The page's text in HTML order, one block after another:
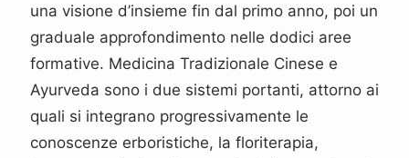
una visione d’insieme fin dal primo anno, poi un
graduale approfondimento nelle dodici aree
formative. Medicina Tradizionale Cinese e
Ayurveda sono i due sistemi portanti, attorno ai
quali si integrano progressivamente le
conoscenze erboristiche, la floriterapia,